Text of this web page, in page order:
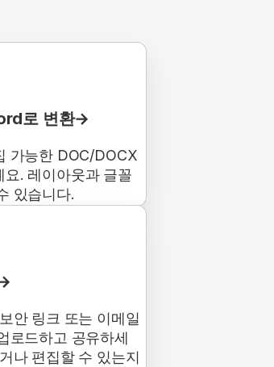
로 변환
가능한 DOC/DOCX
요. 레이아웃과 글꼴
있습니다.
안 링크 또는 이메일
로드하고 공유하세
나 편집할 수 있는지